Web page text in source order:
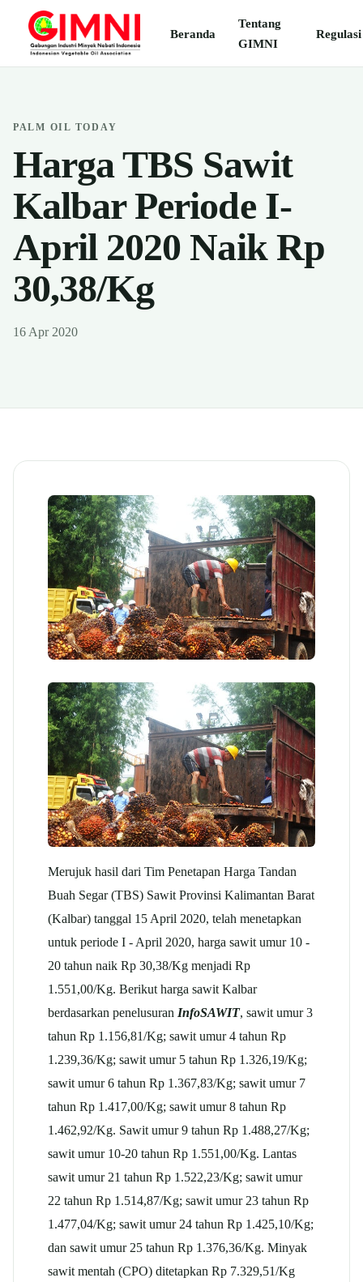
Beranda
Tentang
GIMNI
Regulasi
PALM OIL TODAY
Harga TBS Sawit
Kalbar Periode I-
April 2020 Naik Rp
30,38/Kg
16 Apr 2020
Merujuk hasil dari Tim Penetapan Harga Tandan
Buah Segar (TBS) Sawit Provinsi Kalimantan Barat
(Kalbar) tanggal 15 April 2020, telah menetapkan
untuk periode I - April 2020, harga sawit umur 10 -
20 tahun naik Rp 30,38/Kg menjadi Rp
1.551,00/Kg. Berikut harga sawit Kalbar
berdasarkan penelusuran InfoSAWIT, sawit umur 3
tahun Rp 1.156,81/Kg; sawit umur 4 tahun Rp
1.239,36/Kg; sawit umur 5 tahun Rp 1.326,19/Kg;
sawit umur 6 tahun Rp 1.367,83/Kg; sawit umur 7
tahun Rp 1.417,00/Kg; sawit umur 8 tahun Rp
1.462,92/Kg. Sawit umur 9 tahun Rp 1.488,27/Kg;
sawit umur 10-20 tahun Rp 1.551,00/Kg. Lantas
sawit umur 21 tahun Rp 1.522,23/Kg; sawit umur
22 tahun Rp 1.514,87/Kg; sawit umur 23 tahun Rp
1.477,04/Kg; sawit umur 24 tahun Rp 1.425,10/Kg;
dan sawit umur 25 tahun Rp 1.376,36/Kg. Minyak
sawit mentah (CPO) ditetapkan Rp 7.329,51/Kg